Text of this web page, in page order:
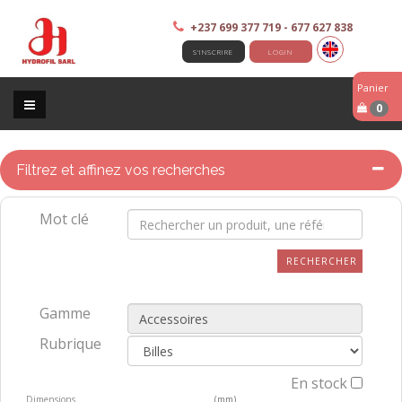
Panier
0
+237 699 377 719 - 677 627 838
S'INSCRIRE LOGIN
Filtrez et affinez vos recherches
Mot clé
RECHERCHER
Gamme
Rubrique
En stock
Dimensions
(mm)